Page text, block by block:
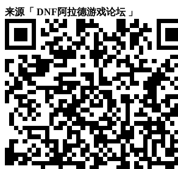
来源「 DNF阿拉德游戏论坛 」